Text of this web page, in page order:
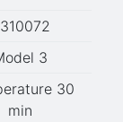
3
30
min